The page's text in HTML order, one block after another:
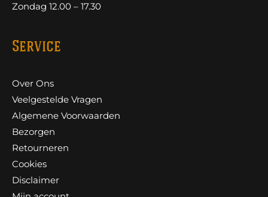
Zondag 12.00 – 17.30
Service
Over Ons
Veelgestelde Vragen
Algemene Voorwaarden
Bezorgen
Retourneren
Cookies
Disclaimer